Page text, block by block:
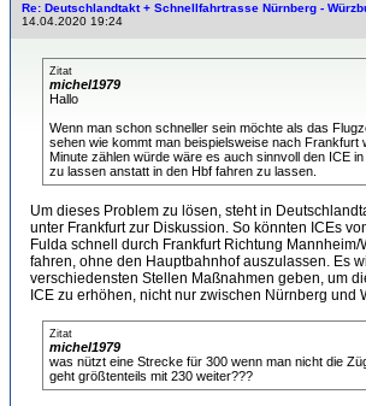
Re: Deutschlandtakt + Schnellfahrtrasse Nürnberg -
14.04.2020 19:24
Zitat
michel1979
Hallo
Wenn man schon schneller sein möchte als das
sehen wie kommt man beispielsweise nach Frankfurt
Minute zählen würde wäre es auch sinnvoll den ICE
zu lassen anstatt in den Hbf fahren zu lassen.
Um dieses Problem zu lösen, steht in
unter Frankfurt zur Diskussion. So könnten ICEs
Fulda schnell durch Frankfurt Richtung
fahren, ohne den Hauptbahnhof auszulassen. Es
verschiedensten Stellen Maßnahmen geben, um
ICE zu erhöhen, nicht nur zwischen Nürnberg und
Zitat
michel1979
was nützt eine Strecke für 300 wenn man nicht die
geht größtenteils mit 230 weiter???